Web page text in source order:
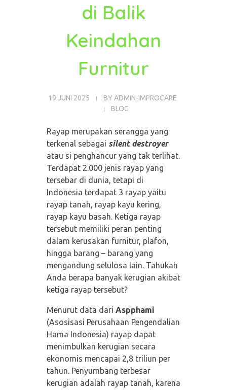
di Balik
Keindahan
Furnitur
19 JUNI 2025 BY ADMIN-IMPROCARE
BLOG
Rayap merupakan serangga yang
terkenal sebagai silent destroyer
atau si penghancur yang tak terlihat.
Terdapat 2.000 jenis rayap yang
tersebar di dunia, tetapi di
Indonesia terdapat 3 rayap yaitu
rayap tanah, rayap kayu kering,
rayap kayu basah. Ketiga rayap
tersebut memiliki peran penting
dalam kerusakan furnitur, plafon,
hingga barang – barang yang
mengandung selulosa lain. Tahukah
Anda berapa banyak kerugian akibat
ketiga rayap tersebut?
Menurut data dari Aspphami
(Asosisasi Perusahaan Pengendalian
Hama Indonesia) rayap dapat
menimbulkan kerugian secara
ekonomis mencapai 2,8 triliun per
tahun. Penyumbang terbesar
kerugian adalah rayap tanah, karena